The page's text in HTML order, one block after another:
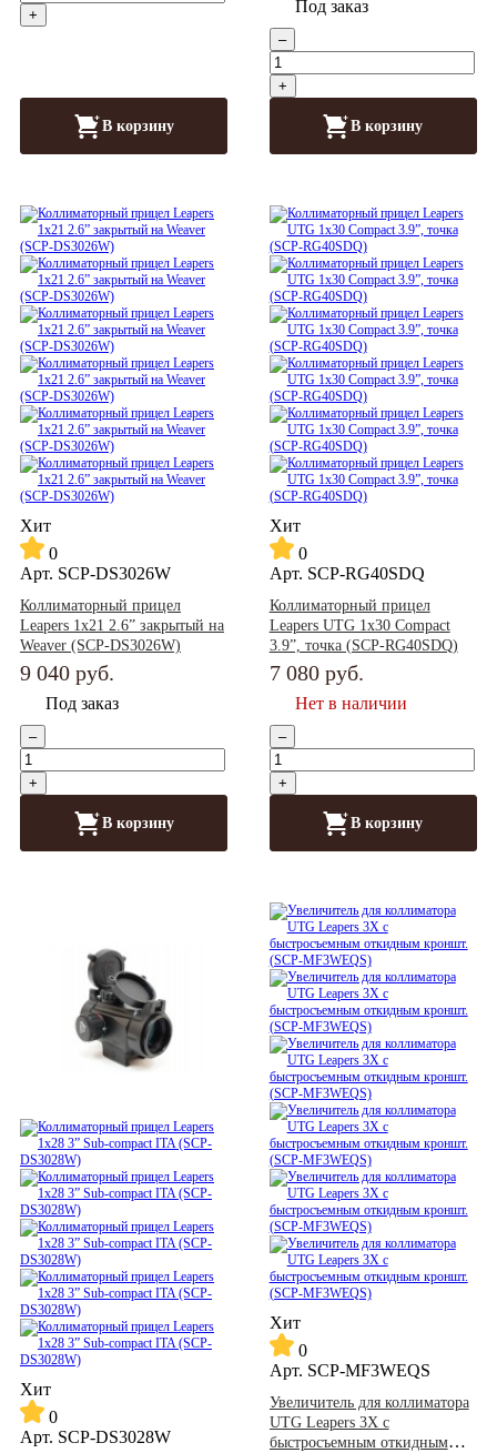
+
В корзину
Под заказ
–
+
В корзину
Хит
0
Арт. SCP-DS3026W
Коллиматорный прицел
Leapers 1x21 2.6” закрытый на
Weaver (SCP-DS3026W)
9 040 руб.
Под заказ
–
+
В корзину
Хит
0
Арт. SCP-RG40SDQ
Коллиматорный прицел
Leapers UTG 1x30 Compact
3.9”, точка (SCP-RG40SDQ)
7 080 руб.
Нет в наличии
–
+
В корзину
Хит
0
Арт. SCP-DS3028W
Хит
0
Арт. SCP-MF3WEQS
Увеличитель для коллиматора
UTG Leapers 3X с
быстросъемным откидным